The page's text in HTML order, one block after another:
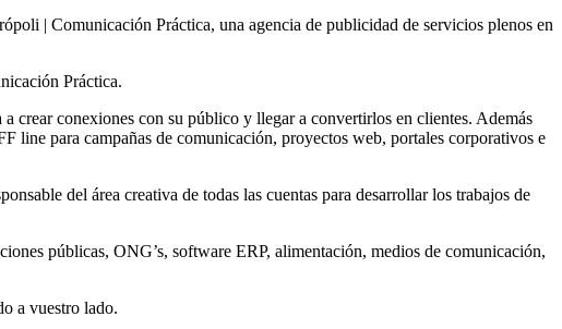
| Comunicación Práctica, una agencia de publicidad de servicios plenos en
Práctica.
crear conexiones con su público y llegar a convertirlos en clientes. Además
line para campañas de comunicación, proyectos web, portales corporativos e
del área creativa de todas las cuentas para desarrollar los trabajos de
públicas, ONG’s, software ERP, alimentación, medios de comunicación,
a vuestro lado.